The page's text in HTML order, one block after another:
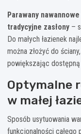
Parawany
tradycyjne zasłony –
Do małych łazienek
można złożyć do
powiększając
Optymalne
w małej
Sposób usytuowania
funkcjonalności całego